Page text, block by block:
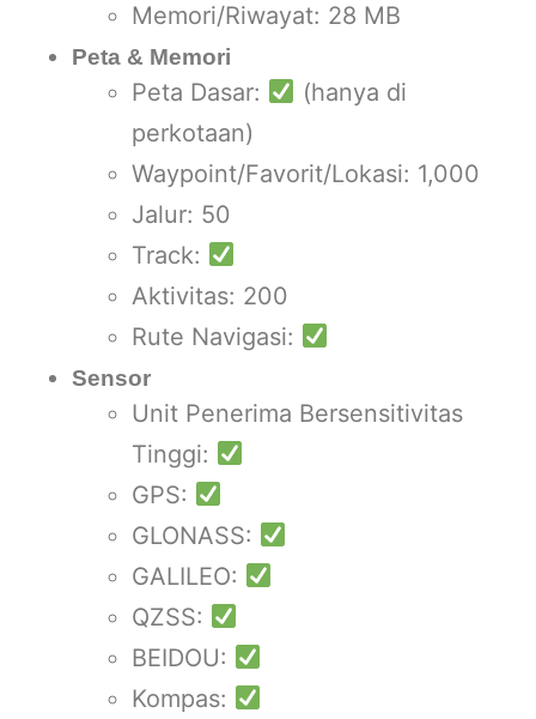
Memori/Riwayat: 28 MB
Peta & Memori
Peta Dasar:
(hanya di
perkotaan)
Waypoint/Favorit/Lokasi: 1,000
Jalur: 50
Track:
Aktivitas: 200
Rute Navigasi:
Sensor
Unit Penerima Bersensitivitas
Tinggi:
GPS:
GLONASS:
GALILEO:
QZSS:
BEIDOU:
Kompas: